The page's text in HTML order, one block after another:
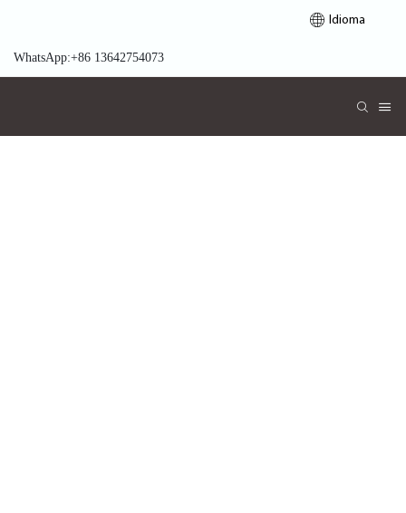
Idioma
WhatsApp:+86 13642754073